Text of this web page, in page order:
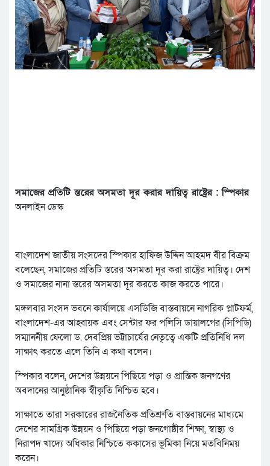
সমাজের প্রতিটি স্তরের অসমতা দূর করার দায়িত্ব রাষ্ট্রের : স্পিকার
অনলাইন ডেস্ক
বাংলাদেশ জাতীয় সংসদের স্পিকার হাফিজ উদ্দিন আহমদ বীর বিক্রম
বলেছেন, সমাজের প্রতিটি স্তরের অসমতা দূর করা রাষ্ট্রের দায়িত্ব। দেশ
ও সমাজের নানা স্তরের অসমতা দূর করতে কাজ করতে পারে।
মঙ্গলবার সংসদ ভবনে কার্যালয়ে এসডিজি বাস্তবায়নে নাগরিক প্লাটফর্ম,
বাংলাদেশ-এর আহ্বায়ক এবং সেন্টার ফর পলিসি ডায়ালগের (সিপিডি)
সম্মাননীয় ফেলো ড. দেবপ্রিয় ভট্টাচার্যের নেতৃত্বে একটি প্রতিনিধি দল
সাক্ষাৎ করতে এলে তিনি এ কথা বলেন।
স্পিকার বলেন, দেশের উন্নয়নে পিছিয়ে পড়া ও প্রান্তিক জনগণের
অবদানের আনুষ্ঠানিক স্বীকৃতি নিশ্চিত হবে।
সাক্ষাতে তারা সরকারের রাজনৈতিক প্রতিশ্রুতি বাস্তবায়নের মাধ্যমে
দেশের সামগ্রিক উন্নয়ন ও পিছিয়ে পড়া জনগোষ্ঠীর শিক্ষা, স্বাস্থ্য ও
নিরাপদ খাদ্যে অধিকার নিশ্চিতে ককাসের ভূমিকা নিয়ে মতবিনিময়
করেন।